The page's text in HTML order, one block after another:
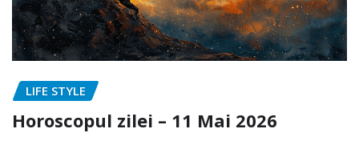
LIFE STYLE
Horoscopul zilei – 11 Mai 2026